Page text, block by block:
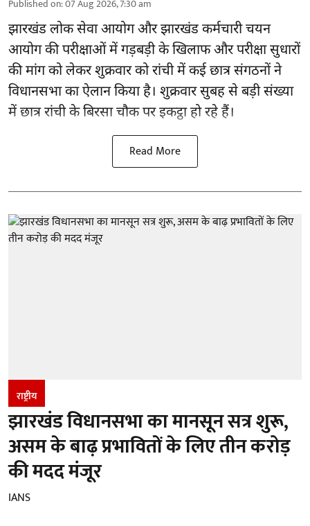
Published on:07 Aug 2026, 7:30 am
झारखंडलोक सेवा आयोग और झारखंड कर्मचारी चयन
आयोग की परीक्षाओं में गड़बड़ी के खिलाफ और परीक्षा सुधारों
की मांग को लेकर शुक्रवार को रांची में कई छात्र संगठनों ने
विधानसभा का ऐलान किया है। शुक्रवार सुबह से बड़ी संख्या
में छात्र रांची के बिरसा चौक पर इकट्ठा हो रहे हैं।
Read More
राष्ट्रीय
झारखंड विधानसभा का मानसून सत्र शुरू,
असम के बाढ़ प्रभावितों के लिए तीन करोड़
की मदद मंजूर
IANS